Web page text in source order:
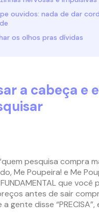
ouvidos: nada de dar
os olhos pras dívidas
a cabeça e
pesquisa compra
Me Poupeira! e Me
que você
antes de sair
gente disse “PRECISA”,